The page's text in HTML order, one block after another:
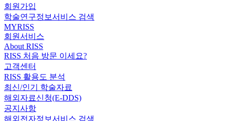
회원가입
학술연구정보서비스 검색
MYRISS
회원서비스
About RISS
RISS 처음 방문 이세요?
고객센터
RISS 활용도 분석
최신/인기 학술자료
해외자료신청(E-DDS)
공지사항
해외전자정보서비스 검색